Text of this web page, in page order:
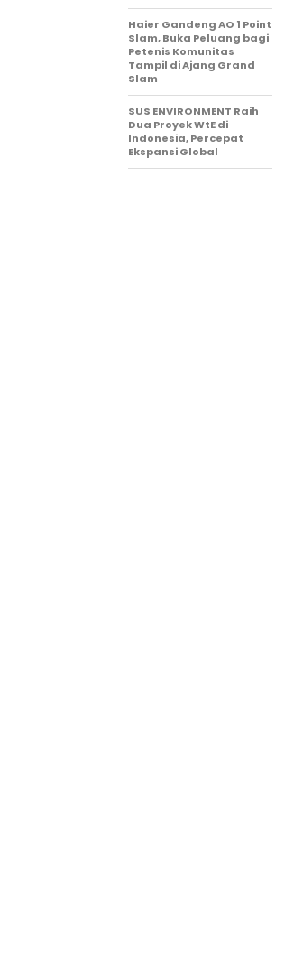
Haier Gandeng AO 1 Point
Slam, Buka Peluang bagi
Petenis Komunitas
Tampil di Ajang Grand
Slam
SUS ENVIRONMENT Raih
Dua Proyek WtE di
Indonesia, Percepat
Ekspansi Global